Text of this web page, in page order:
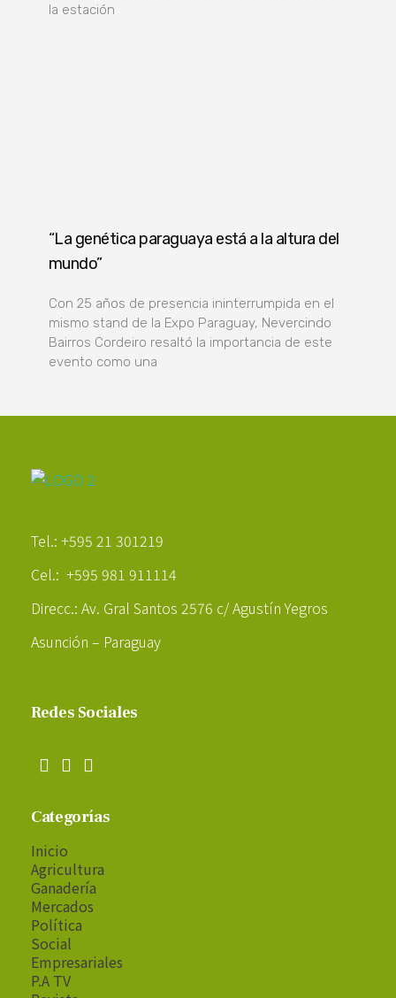
la estación
“La genética paraguaya está a la altura del
mundo”
Con 25 años de presencia ininterrumpida en el
mismo stand de la Expo Paraguay, Nevercindo
Bairros Cordeiro resaltó la importancia de este
evento como una
Tel.: +595 21 301219
Cel.: +595 981 911114
Direcc.: Av. Gral Santos 2576 c/ Agustín Yegros
Asunción – Paraguay
Redes Sociales
Categorías
Inicio
Agricultura
Ganadería
Mercados
Política
Social
Empresariales
P.A TV